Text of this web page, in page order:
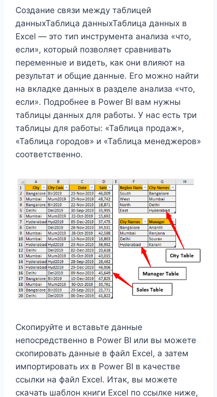
Создание связи между таблицей
данныхТаблица данныхТаблица данных в
Excel — это тип инструмента анализа «что,
если», который позволяет сравнивать
переменные и видеть, как они влияют на
результат и общие данные. Его можно найти
на вкладке данных в разделе анализа «что,
если». Подробнее в Power BI вам нужны
таблицы данных для работы. У нас есть три
таблицы для работы: «Таблица продаж»,
«Таблица городов» и «Таблица менеджеров»
соответственно.
Скопируйте и вставьте данные
непосредственно в Power BI или вы можете
скопировать данные в файл Excel, а затем
импортировать их в Power BI в качестве
ссылки на файл Excel. Итак, вы можете
скачать шаблон книги Excel по ссылке ниже,